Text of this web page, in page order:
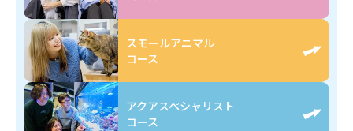
スモールアニマル
コース
アクアスペシャリスト
コース